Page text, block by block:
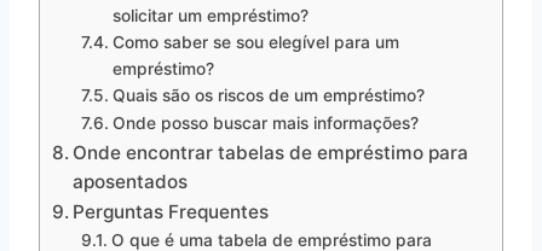
solicitar um empréstimo?
Como saber se sou elegível para um
empréstimo?
Quais são os riscos de um empréstimo?
Onde posso buscar mais informações?
Onde encontrar tabelas de empréstimo para
aposentados
Perguntas Frequentes
O que é uma tabela de empréstimo para